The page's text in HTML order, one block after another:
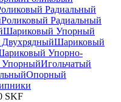
Радиальный
Роликовый Радиальный
Шариковый Упорный
Шариковый
Упорно-
УпорныйИгольчатый
Опорный
SKF